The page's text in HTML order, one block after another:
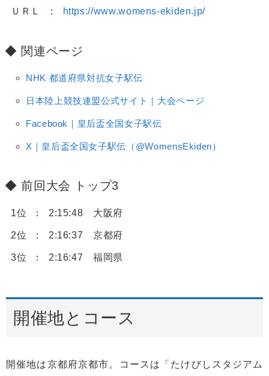
ＵＲＬ https://www.womens-ekiden.jp/
関連ページ
NHK 都道府県対抗女子駅伝
日本陸上競技連盟公式サイト｜大会ページ
Facebook｜皇后盃全国女子駅伝
X｜皇后盃全国女子駅伝（@WomensEkiden）
前回大会 トップ3
1位 2:15:48 大阪府
2位 2:16:37 京都府
3位 2:16:47 福岡県
開催地とコース
開催地は京都府京都市。コースは「たけびしスタジアム